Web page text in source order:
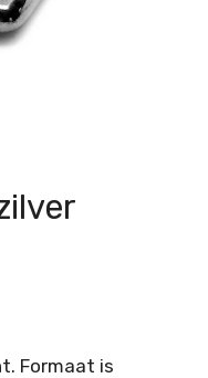
Formaat is